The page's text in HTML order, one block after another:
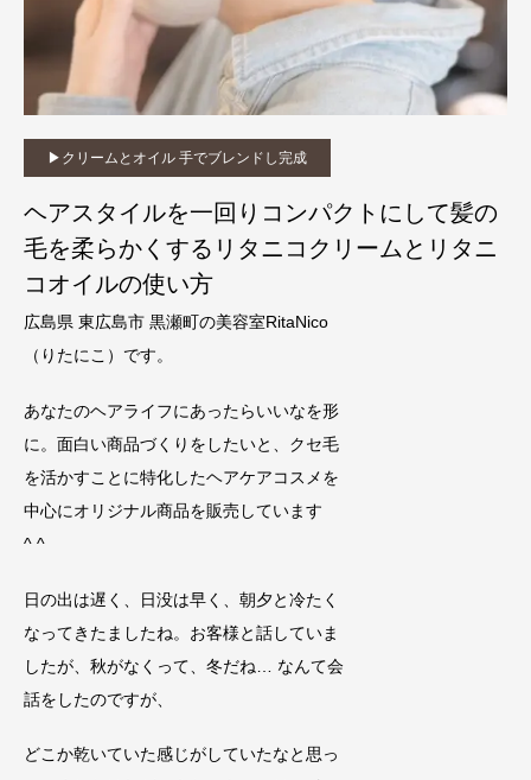
▶︎クリームとオイル 手でブレンドし完成
ヘアスタイルを一回りコンパクトにして髪の
毛を柔らかくするリタニコクリームとリタニ
コオイルの使い方
広島県 東広島市 黒瀬町の美容室RitaNico
（りたにこ）です。
あなたのヘアライフにあったらいいなを形
に。面白い商品づくりをしたいと、クセ毛
を活かすことに特化したヘアケアコスメを
中心にオリジナル商品を販売しています
^ ^
日の出は遅く、日没は早く、朝夕と冷たく
なってきたましたね。お客様と話していま
したが、秋がなくって、冬だね… なんて会
話をしたのですが、
どこか乾いていた感じがしていたなと思っ